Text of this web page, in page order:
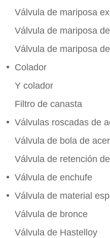
Colador
Y colador
Filtro de canasta
Válvula de enchufe
Válvula de material
Válvula de bronce
Válvula de Hastelloy
En ingeniería marina,